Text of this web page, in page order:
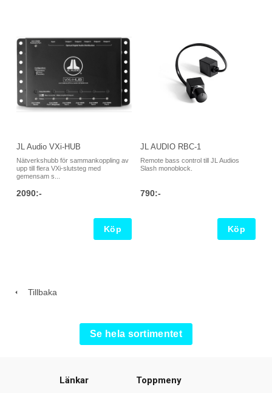
JL Audio VXi-HUB
Nätverkshubb för sammankoppling av
upp till flera VXi-slutsteg med
gemensam s...
2090:-
Köp
JL AUDIO RBC-1
Remote bass control till JL Audios
Slash monoblock.
790:-
Köp
Tillbaka
Se hela sortimentet
Länkar Toppmeny